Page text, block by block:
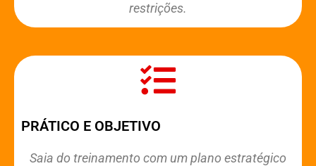
restrições.
PRÁTICO E OBJETIVO
Saia do treinamento com um plano estratégico